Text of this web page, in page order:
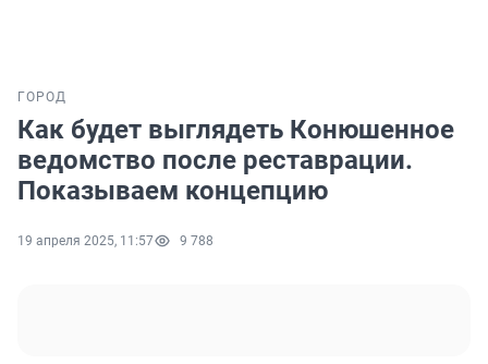
ГОРОД
Как будет выглядеть Конюшенное
ведомство после реставрации.
Показываем концепцию
19 апреля 2025, 11:57 9 788